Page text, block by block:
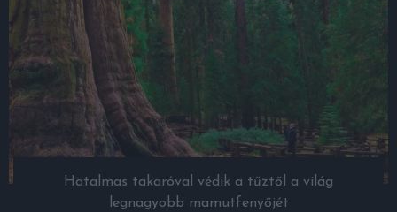
Hatalmas takaróval védik a tűztől a világ
legnagyobb mamutfenyőjét